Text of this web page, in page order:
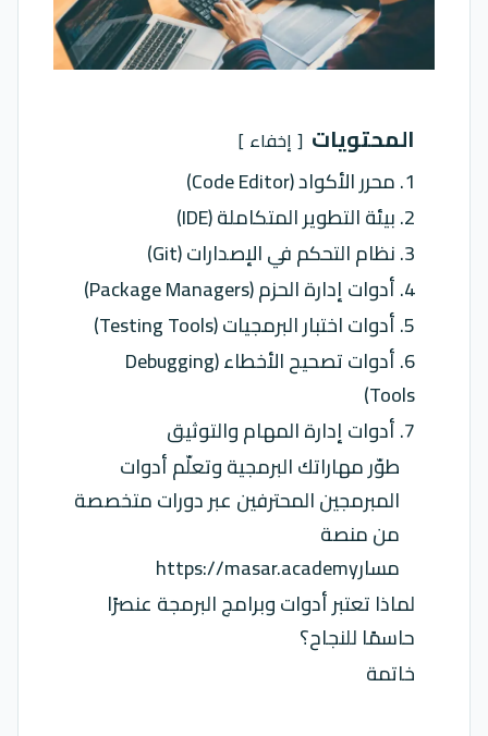
المحتويات إخفاء
1. محرر الأكواد (Code Editor)
2. بيئة التطوير المتكاملة (IDE)
3. نظام التحكم في الإصدارات (Git)
4. أدوات إدارة الحزم (Package Managers)
5. أدوات اختبار البرمجيات (Testing Tools)
6. أدوات تصحيح الأخطاء (Debugging
Tools)
7. أدوات إدارة المهام والتوثيق
طوّر مهاراتك البرمجية وتعلّم أدوات
المبرمجين المحترفين عبر دورات متخصصة
من منصة
مسارhttps://masar.academy
لماذا تعتبر أدوات وبرامج البرمجة عنصرًا
حاسمًا للنجاح؟
خاتمة